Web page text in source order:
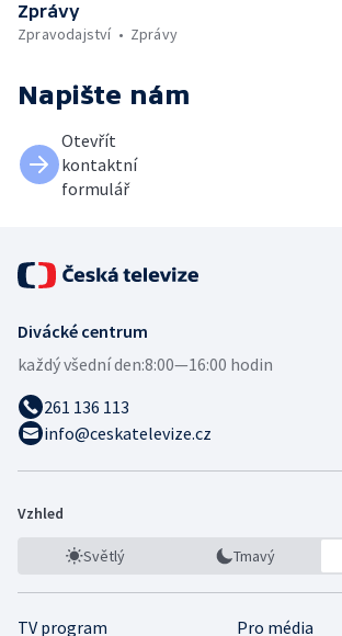
Zprávy
Zpravodajství
Zprávy
Napište nám
Otevřít
kontaktní
formulář
Divácké centrum
každý všední den:8:00—16:00 hodin
261 136 113
info@ceskatelevize.cz
Vzhled
Světlý Tmavý
TV program Pro média